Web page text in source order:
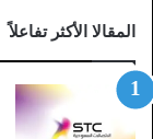
ل
ا
ت
ص
المقالا الأكثر تفاعلاً